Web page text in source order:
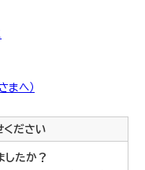
まへ）
ください
したか？